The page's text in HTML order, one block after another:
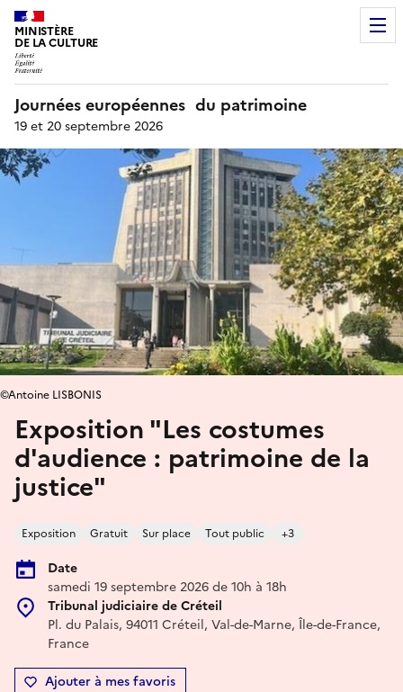
MINISTÈRE
DE LA CULTURE
Journées européennes du patrimoine
19 et 20 septembre 2026
Exposition "Les costumes
d'audience : patrimoine de la
justice"
Exposition Gratuit Sur place Tout public +3
Date
samedi 19 septembre 2026 de 10h à 18h
Tribunal judiciaire de Créteil
Pl. du Palais, 94011 Créteil, Val-de-Marne, Île-de-France,
France
Ajouter à mes favoris
©Antoine LISBONIS